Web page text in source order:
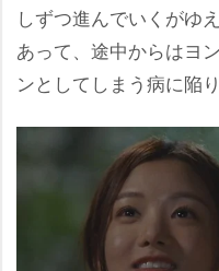
しずつ進んでいくがゆ
あって、途中からはヨ
ンとしてしまう病に陥